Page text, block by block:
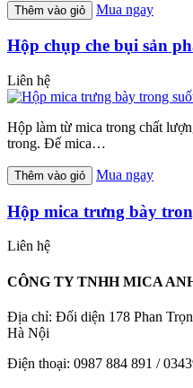
Thêm vào giỏ Mua ngay
Hộp chụp che bụi sản
Liên hệ
Hộp làm từ mica trong chất
trong. Đế mica…
Thêm vào giỏ Mua ngay
Hộp mica trưng bày
Liên hệ
CÔNG TY TNHH MICA
Địa chỉ: Đối diện 178 Phan
Hà Nội
Điện thoại: 0987 884 891 /